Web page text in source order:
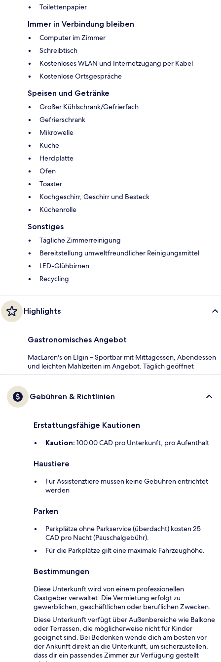
Toilettenpapier
Immer in Verbindung bleiben
Computer im Zimmer
Schreibtisch
Kostenloses WLAN und Internetzugang per Kabel
Kostenlose Ortsgespräche
Speisen und Getränke
Großer Kühlschrank/Gefrierfach
Gefrierschrank
Mikrowelle
Küche
Herdplatte
Ofen
Toaster
Kochgeschirr, Geschirr und Besteck
Küchenrolle
Sonstiges
Tägliche Zimmerreinigung
Bereitstellung umweltfreundlicher Reinigungsmittel
LED-Glühbirnen
Recycling
Highlights
Gastronomisches Angebot
MacLaren's on Elgin – Sportbar mit Mittagessen, Abendessen
und leichten Mahlzeiten im Angebot. Täglich geöffnet
Gebühren & Richtlinien
Erstattungsfähige Kautionen
Kaution: 100.00 CAD pro Unterkunft, pro Aufenthalt
Haustiere
Für Assistenztiere müssen keine Gebühren entrichtet
werden
Parken
Parkplätze ohne Parkservice (überdacht) kosten 25
CAD pro Nacht (Pauschalgebühr).
Für die Parkplätze gilt eine maximale Fahrzeughöhe.
Bestimmungen
Diese Unterkunft wird von einem professionellen
Gastgeber verwaltet. Die Vermietung erfolgt zu
gewerblichen, geschäftlichen oder beruflichen Zwecken.
Diese Unterkunft verfügt über Außenbereiche wie Balkone
oder Terrassen, die möglicherweise nicht für Kinder
geeignet sind. Bei Bedenken wende dich am besten vor
der Ankunft direkt an die Unterkunft, um sicherzustellen,
dass dir ein passendes Zimmer zur Verfügung gestellt